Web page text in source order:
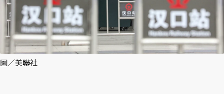
圖／美聯社